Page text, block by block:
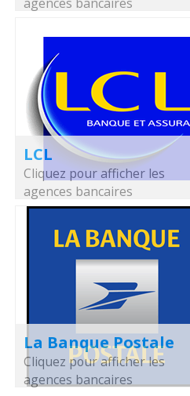
LCL
Cliquez pour afficher les
agences bancaires
La Banque Postale
Cliquez pour afficher les
agences bancaires